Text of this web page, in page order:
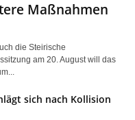
Maßnahmen
die Steirische
am 20. August will das
sich nach Kollision